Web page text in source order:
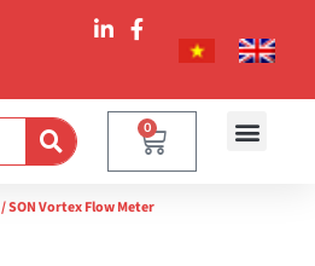
0
/ SON Vortex Flow Meter